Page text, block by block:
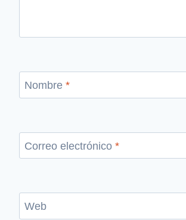
Nombre *
Correo electrónico *
Web